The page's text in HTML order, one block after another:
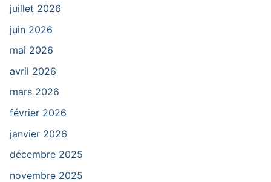
juillet 2026
juin 2026
mai 2026
avril 2026
mars 2026
février 2026
janvier 2026
décembre 2025
novembre 2025